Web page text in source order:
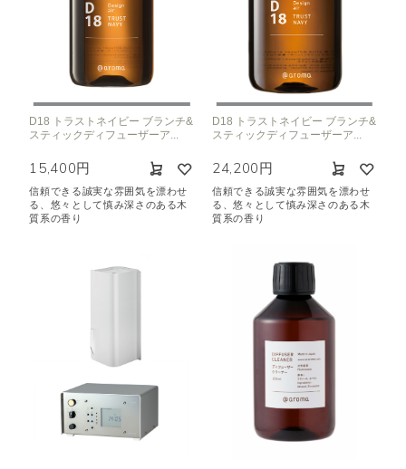
D18 トラストネイビー ブランチ&
スティックディフューザーア...
15,400円
信頼できる誠実な雰囲気を漂わせ
る、悠々として慎み深さのある木
質系の香り
D18 トラストネイビー ブランチ&
スティックディフューザーア...
24,200円
信頼できる誠実な雰囲気を漂わせ
る、悠々として慎み深さのある木
質系の香り